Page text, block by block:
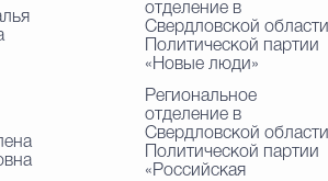
отделение в
Свердловской области
Политической партии
«Новые люди»
Региональное
отделение в
Свердловской области
Политической партии
«Российская